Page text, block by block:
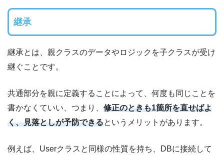
継承
継承とは、親クラスのデータやロジックを子クラスが受け
継ぐことです。
共通部分を親に定義することによって、何度も同じことを
書かなくていい、つまり、 修正のときも1箇所を直せばよ
く、見落としが予防できるというメリットがあります。
例えば、Userクラスと同様の性質を持ち、DBに接続して